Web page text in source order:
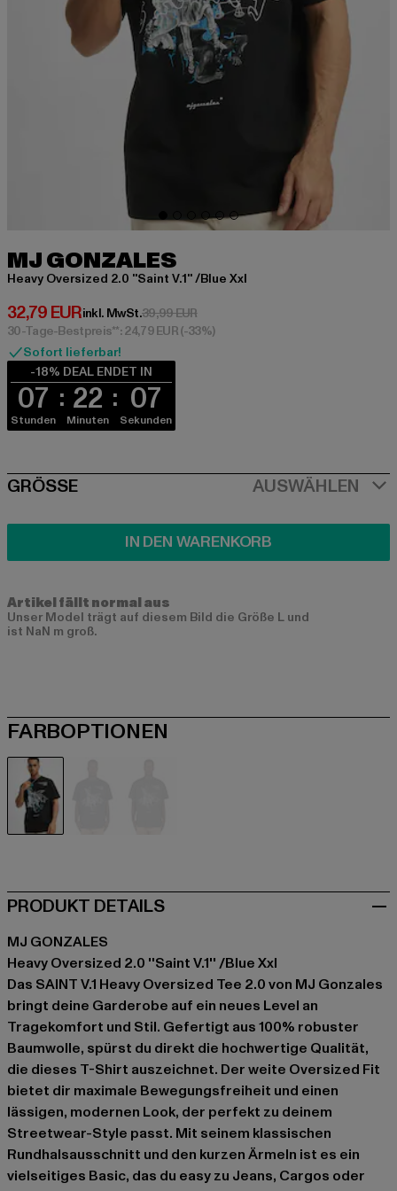
MJ GONZALES
Heavy Oversized 2.0 ''Saint V.1'' /Blue Xxl
32,79 EUR
Derzeitiger Preis: 32,79 EUR
inkl. MwSt.39,99 EURAktionspreis: 39,99 EUR
30-Tage-Bestpreis**: 24,79 EUR(-33%)
Sofort lieferbar!
-18% DEAL ENDET IN
07
Stunden
22
Minuten
07
Sekunden
SIZE
GRÖSSE AUSWÄHLEN
IN DEN WARENKORB
Artikel fällt normal aus
Unser Model trägt auf diesem Bild die Größe L und
ist NaN m groß.
FARBOPTIONEN
PRODUKT DETAILS
MJ GONZALES
Heavy Oversized 2.0 ''Saint V.1'' /Blue Xxl
Das SAINT V.1 Heavy Oversized Tee 2.0 von MJ Gonzales
bringt deine Garderobe auf ein neues Level an
Tragekomfort und Stil. Gefertigt aus 100% robuster
Baumwolle, spürst du direkt die hochwertige Qualität,
die dieses T-Shirt auszeichnet. Der weite Oversized Fit
bietet dir maximale Bewegungsfreiheit und einen
lässigen, modernen Look, der perfekt zu deinem
Streetwear-Style passt. Mit seinem klassischen
Rundhalsausschnitt und den kurzen Ärmeln ist es ein
vielseitiges Basic, das du easy zu Jeans, Cargos oder